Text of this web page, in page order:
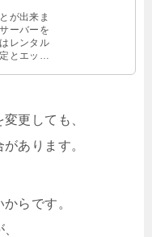
が出来ま
ーバーを
レンタル
とエック
更しても、
あります。
らです。